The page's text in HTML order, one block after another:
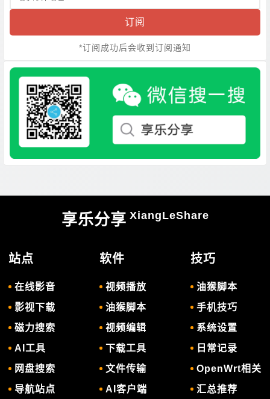
订阅
*订阅成功后会收到订阅通知
享乐分享 XiangLeShare
站点
在线影音
影视下载
磁力搜索
AI工具
网盘搜索
导航站点
软件
视频播放
油猴脚本
视频编辑
下载工具
文件传输
AI客户端
技巧
油猴脚本
手机技巧
系统设置
日常记录
OpenWrt相关
汇总推荐